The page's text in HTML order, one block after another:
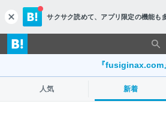
c
l
o
s
サクサク読めて、 アプリ限定の機能も
『fusiginax.com
人気 新着